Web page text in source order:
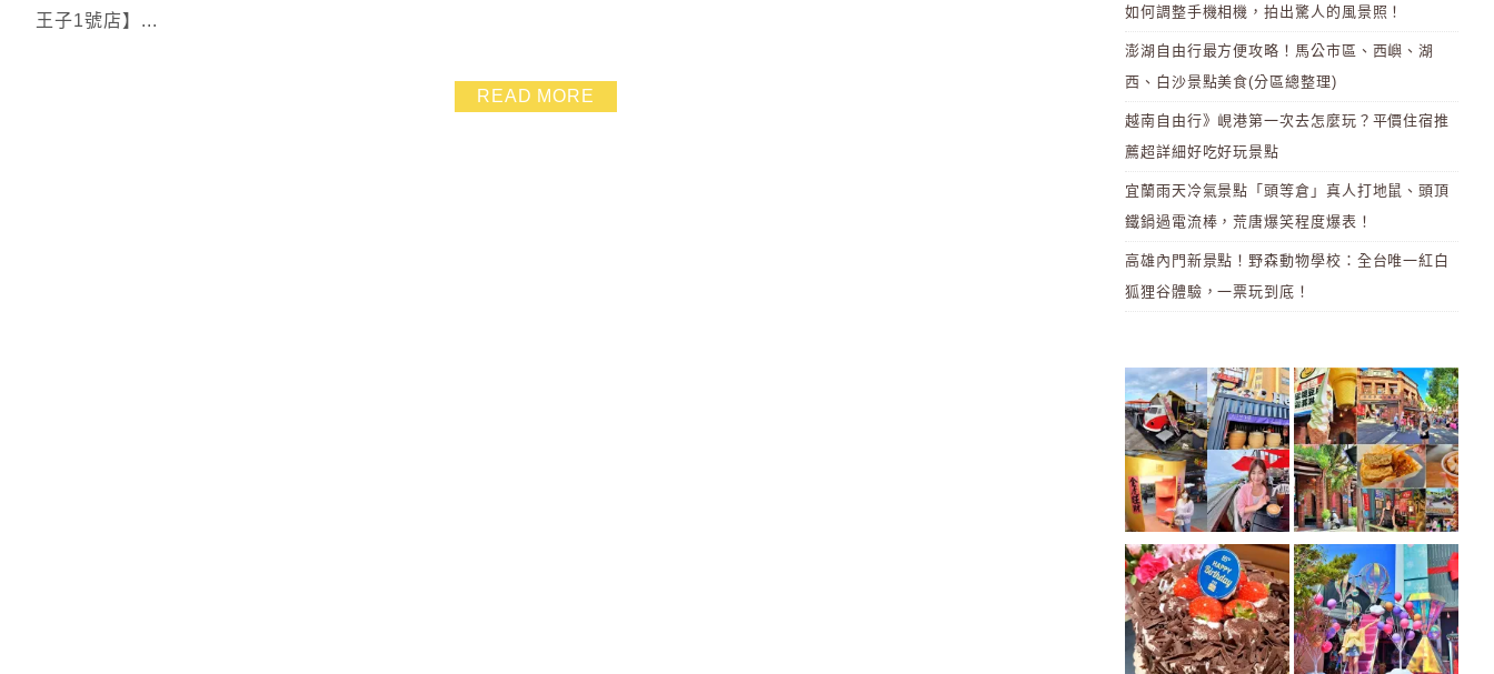
王子1號店】...
READ MORE
如何調整手機相機，拍出驚人的風景照！
澎湖自由行最方便攻略！馬公市區、西嶼、湖
西、白沙景點美食(分區總整理)
越南自由行》峴港第一次去怎麼玩？平價住宿推
薦超詳細好吃好玩景點
宜蘭雨天冷氣景點「頭等倉」真人打地鼠、頭頂
鐵鍋過電流棒，荒唐爆笑程度爆表！
高雄內門新景點！野森動物學校：全台唯一紅白
狐狸谷體驗，一票玩到底！